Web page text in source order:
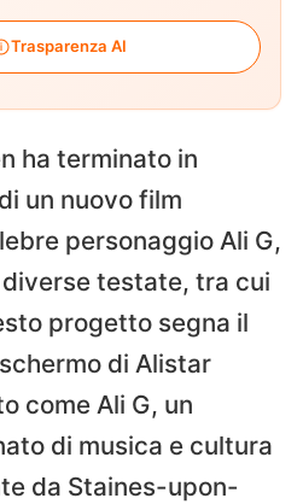
Trasparenza AI
ha terminato in
un nuovo film
personaggio Ali G,
testate, tra cui
progetto segna il
di Alistar
come Ali G, un
di musica e cultura
da Staines-upon-